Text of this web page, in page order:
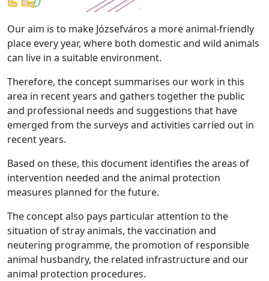
Our aim is to make Józsefváros a more animal-friendly
place every year, where both domestic and wild animals
can live in a suitable environment.
Therefore, the concept summarises our work in this
area in recent years and gathers together the public
and professional needs and suggestions that have
emerged from the surveys and activities carried out in
recent years.
Based on these, this document identifies the areas of
intervention needed and the animal protection
measures planned for the future.
The concept also pays particular attention to the
situation of stray animals, the vaccination and
neutering programme, the promotion of responsible
animal husbandry, the related infrastructure and our
animal protection procedures.